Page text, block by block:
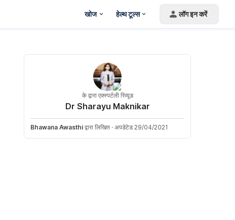
खोज हेल्थ टूल्स लॉग इन करें
के द्वारा एक्स्पर्टली रिव्यूड
Dr Sharayu Maknikar
Bhawana Awasthi द्वारा लिखित · अपडेटेड 29/04/2021